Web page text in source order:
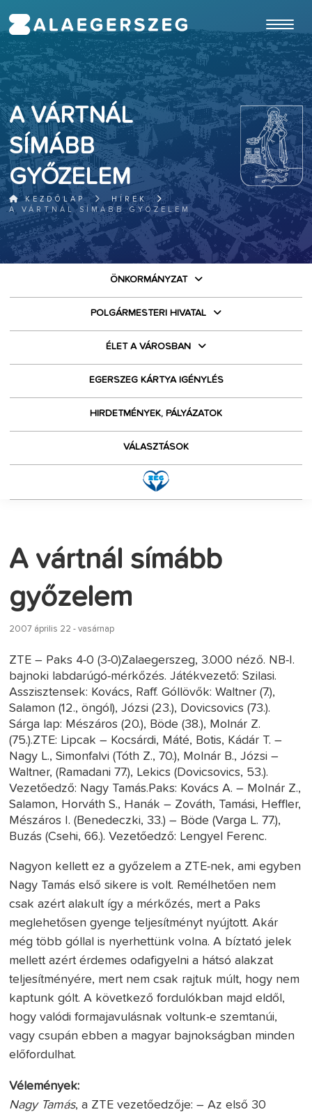
A VÁRTNÁL
SÍMÁBB
GYŐZELEM
KEZDŐLAP
HÍREK
A VÁRTNÁL SÍMÁBB GYŐZELEM
ÖNKORMÁNYZAT
POLGÁRMESTERI HIVATAL
ÉLET A VÁROSBAN
EGERSZEG KÁRTYA IGÉNYLÉS
HIRDETMÉNYEK, PÁLYÁZATOK
VÁLASZTÁSOK
A vártnál símább
győzelem
2007 április 22 - vasárnap
ZTE – Paks 4-0 (3-0)Zalaegerszeg, 3.000 néző. NB-I.
bajnoki labdarúgó-mérkőzés. Játékvezető: Szilasi.
Asszisztensek: Kovács, Raff. Góllövők: Waltner (7.),
Salamon (12., öngól), Józsi (23.), Dovicsovics (73.).
Sárga lap: Mészáros (20.), Böde (38.), Molnár Z.
(75.).ZTE: Lipcak – Kocsárdi, Máté, Botis, Kádár T. –
Nagy L., Simonfalvi (Tóth Z., 70.), Molnár B., Józsi –
Waltner, (Ramadani 77.), Lekics (Dovicsovics, 53.).
Vezetőedző: Nagy Tamás.Paks: Kovács A. – Molnár Z.,
Salamon, Horváth S., Hanák – Zováth, Tamási, Heffler,
Mészáros I. (Benedeczki, 33.) – Böde (Varga L. 77.),
Buzás (Csehi, 66.). Vezetőedző: Lengyel Ferenc.
Nagyon kellett ez a győzelem a ZTE-nek, ami egyben
Nagy Tamás első sikere is volt. Remélhetően nem
csak azért alakult így a mérkőzés, mert a Paks
meglehetősen gyenge teljesítményt nyújtott. Akár
még több góllal is nyerhettünk volna. A bíztató jelek
mellett azért érdemes odafigyelni a hátsó alakzat
teljesítményére, mert nem csak rajtuk múlt, hogy nem
kaptunk gólt. A következő fordulókban majd eldől,
hogy valódi formajavulásnak voltunk-e szemtanúi,
vagy csupán ebben a magyar bajnokságban minden
előfordulhat.
Vélemények:
Nagy Tamás, a ZTE vezetőedzője: – Az első 30